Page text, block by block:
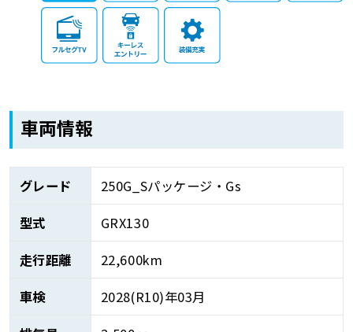
車両情報
グレード
250G_Sパッケージ・Gs
型式
GRX130
走行距離
22,600km
車検
2028(R10)年03月